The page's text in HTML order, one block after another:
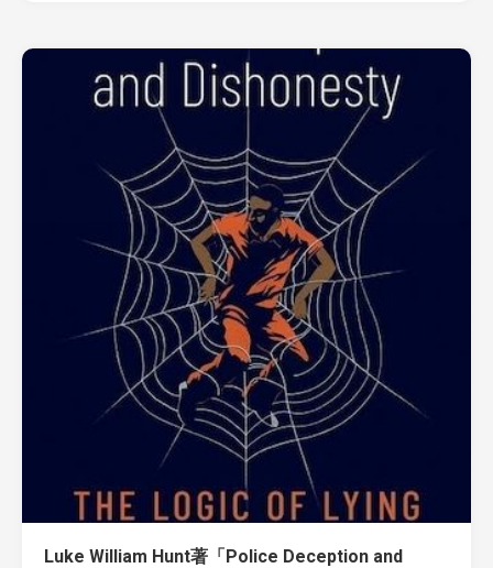
Luke William Hunt著「Police Deception and